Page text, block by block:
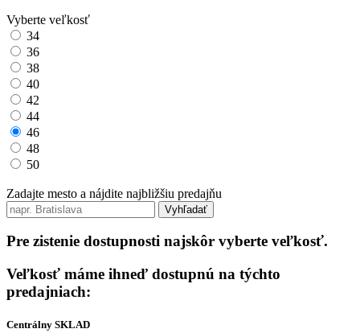
Vyberte veľkosť
34
36
38
40
42
44
46
48
50
Zadajte mesto a nájdite najbližšiu predajňu
Vyhľadať
Pre zistenie dostupnosti najskôr vyberte veľkosť.
Veľkosť máme ihneď dostupnú na týchto
predajniach:
Centrálny SKLAD